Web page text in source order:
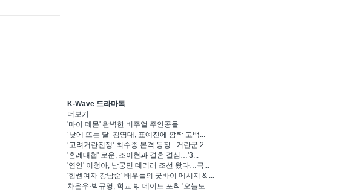
K-Wave 드라마톡
더보기
'마이 데몬' 완벽한 비주얼 주인공들
‘낮에 뜨는 달’ 김영대, 표예진에 깜짝 고백...
‘고려거란전쟁’ 최수종 본격 등장...거란군 2...
'혼례대첩' 로운, 조이현과 결혼 결심…'3...
'연인' 이청아, 남궁민 데리러 조선 왔다…극...
'힘쎈여자 강남순' 배우들의 굿바이 메시지 & ...
차은우·박규영, 학교 밖 데이트 포착 '오늘도 ...